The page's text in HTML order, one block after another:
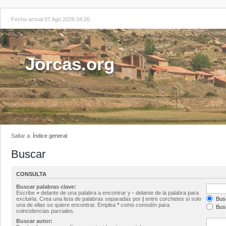
Fecha actual 07 Ago 2026 04:20
Jorcas.org
Saltar a: Índice general
Buscar
CONSULTA
Buscar palabras clave:
Escribe + delante de una palabra a encontrar y - delante de la palabra para
excluirla. Crea una lista de palabras separadas por | entre corchetes si solo
una de ellas se quiere encontrar. Emplea * como comodín para
coincidencias parciales.
Buscar autor: